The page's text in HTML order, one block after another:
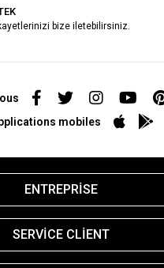
bize iletebilirsiniz.
mobiles
ENTREPRİSE
SERVİCE CLİENT